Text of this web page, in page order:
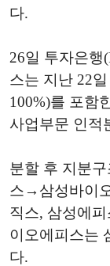
다.
26일 투자은행
스는 지난 22
100%)를 포함
사업부문 인적
분할 후 지분
스→삼성바이
직스, 삼성에
이오에피스는
다.